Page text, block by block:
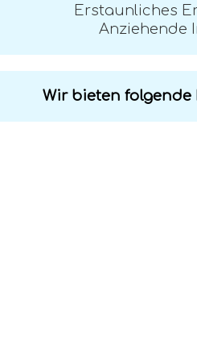
Erstaunliches
Anziehende
Wir bieten folgende